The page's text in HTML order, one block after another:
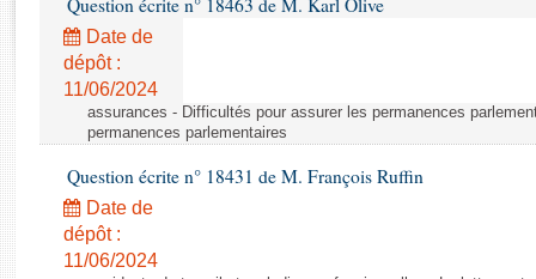
Rapports d'enquête
Rapports législatifs
Rapports sur l'application des lois
Baromètre de l’application des lois
Budget et sécurité sociale
Questions écrites et orales
Comptes rendus des débats
Question écrite n° 18463 de M. Karl Olive
Date de
dépôt :
11/06/2024
assurances - Difficultés pour assurer les permanences
permanences parlementaires
Question écrite n° 18431 de M. François Ruffin
Date de
dépôt :
11/06/2024